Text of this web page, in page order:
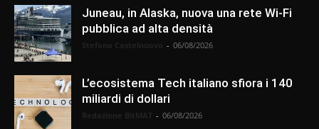
Juneau, in Alaska, nuova una rete Wi-Fi
pubblica ad alta densità
- 06/08/2026
L’ecosistema Tech italiano sfiora i 140
miliardi di dollari
- 06/08/2026